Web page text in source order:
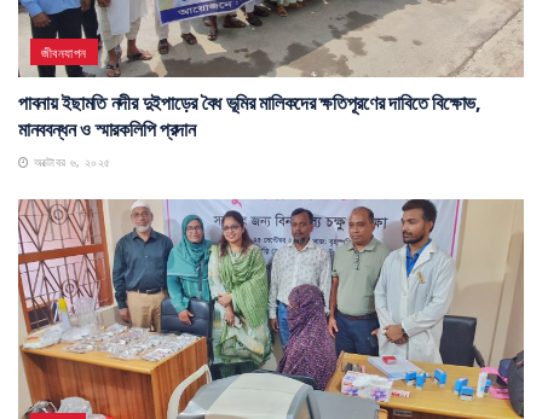
জীবনযাপন
পাবনায় ইছামতি নদীর দুইপাড়ের বৈধ ভূমির মালিকদের ক্ষতিপূরণের দাবিতে বিক্ষোভ,
মানববন্ধন ও স্মারকলিপি প্রদান
অক্টোবর ৬, ২০২৫